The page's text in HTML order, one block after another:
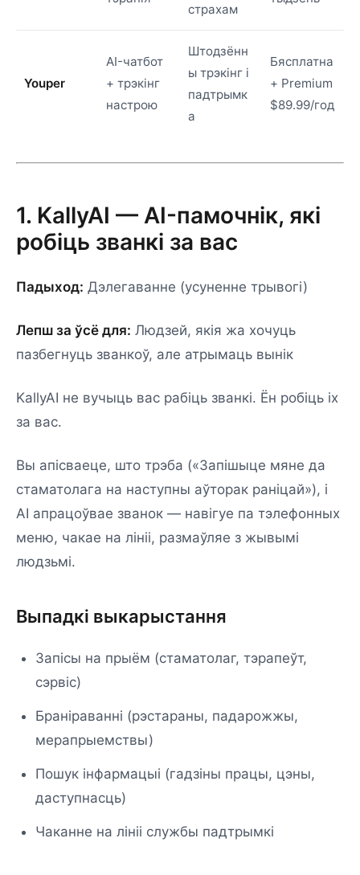
страхам
Youper
AI-чатбот
+ трэкінг
настрою
Штодзённ
ы трэкінг і
падтрымк
а
Бясплатна
+ Premium
$89.99/год
1. KallyAI — AI-памочнік, які
робіць званкі за вас
Падыход: Дэлегаванне (усуненне трывогі)
Лепш за ўсё для: Людзей, якія жа хочуць
пазбегнуць званкоў, але атрымаць вынік
KallyAI не вучыць вас рабіць званкі. Ён робіць іх
за вас.
Вы апісваеце, што трэба («Запішыце мяне да
стаматолага на наступны аўторак раніцай»), і
AI апрацоўвае званок — навігуе па тэлефонных
меню, чакае на лініі, размаўляе з жывымі
людзьмі.
Выпадкі выкарыстання
Запісы на прыём (стаматолаг, тэрапеўт,
сэрвіс)
Браніраванні (рэстараны, падарожжы,
мерапрыемствы)
Пошук інфармацыі (гадзіны працы, цэны,
даступнасць)
Чаканне на лініі службы падтрымкі